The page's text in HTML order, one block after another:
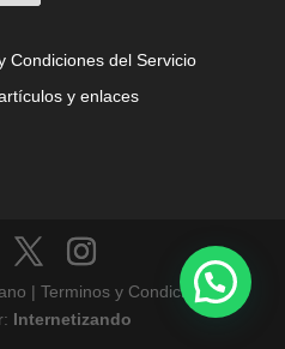
Condiciones del Servicio
y enlaces
| Terminos y Condiciones |
Internetizando